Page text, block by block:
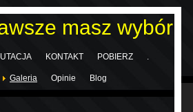
KONTAKT POBIERZ .
Galeria Opinie Blog
masz wybór